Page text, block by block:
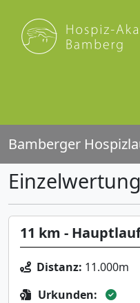
Bamberger
11 km -
Distanz: 11.000m
Urkunden: